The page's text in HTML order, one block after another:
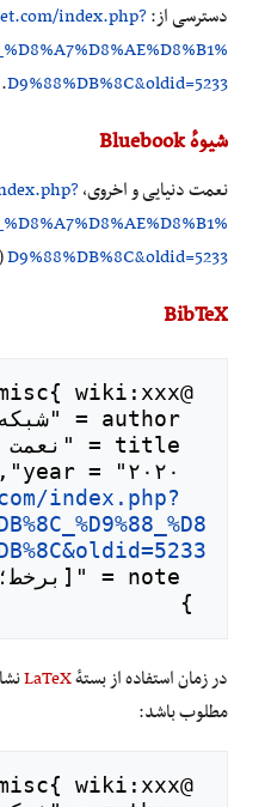
دسترسی از:index.php?
D9%88%DB%8C&oldid=5233
.
شیوهٔ Bluebook
نعمت دنیایی و اخروی،
D9%88%DB%8C&oldid=5233
BibTeX
index.php?
در زمان استفاده از بستهٔLaTeX
مطلوب باشد: